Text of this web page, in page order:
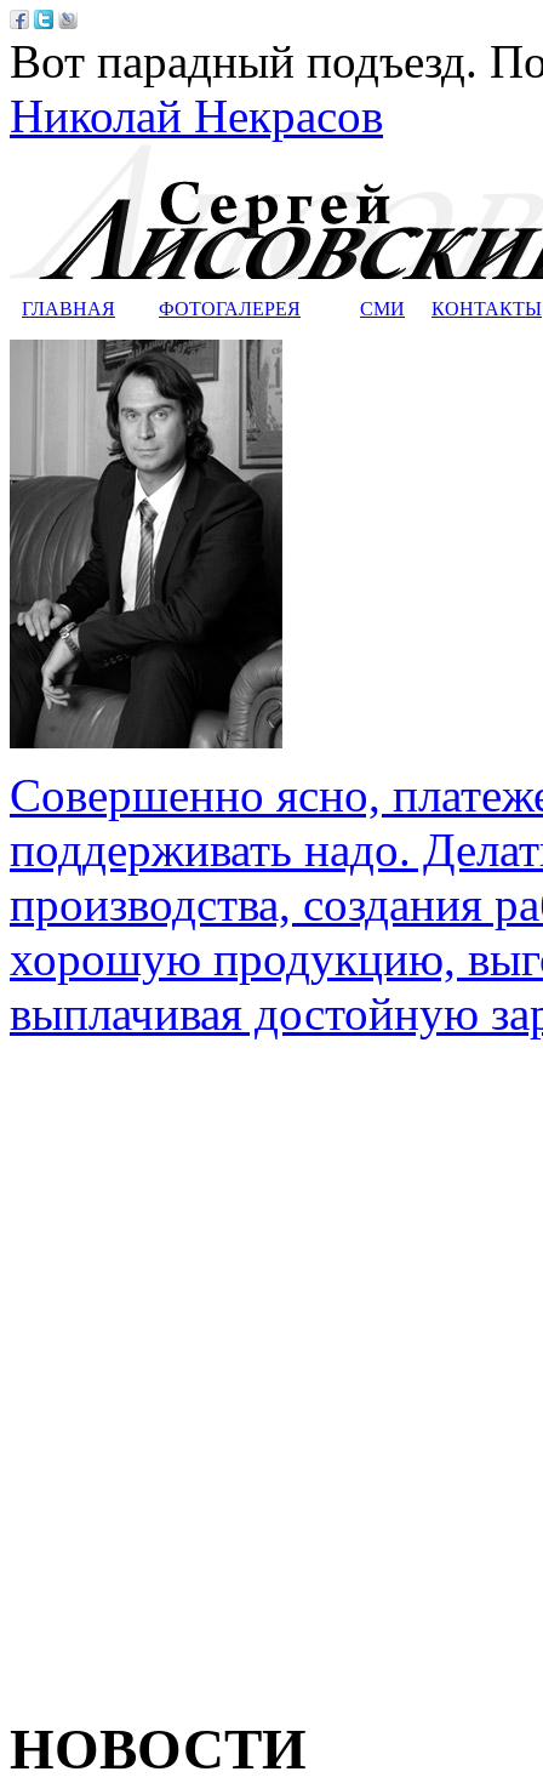
Вот парадный подъезд.
Николай Некрасов
ГЛАВНАЯ ФОТОГАЛЕРЕЯ СМИ КОНТАКТЫ
Совершенно ясно,
поддерживать надо.
производства, создания
хорошую продукцию,
выплачивая достойную
НОВОСТИ